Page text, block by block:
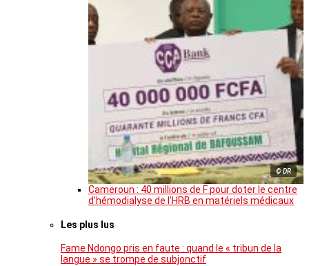
© DR
Cameroun : 40 millions de F pour doter le centre
d’hémodialyse de l’HRB en matériels médicaux
Les plus lus
Fame Ndongo pris en faute : quand le « tribun de la
langue » se trompe de subjonctif